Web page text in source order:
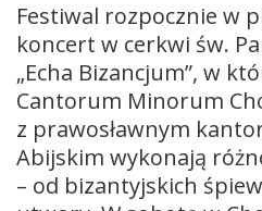
Festiwal rozpocznie w
koncert w cerkwi św.
„Echa Bizancjum”, w
Cantorum Minorum
z prawosławnym
Abijskim wykonają
– od bizantyjskich